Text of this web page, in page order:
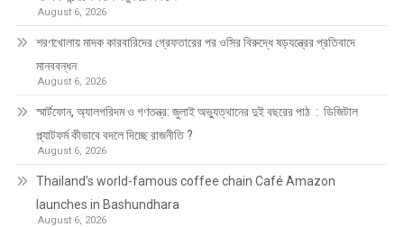
August 6, 2026
শরণখোলায় মাদক কারবারিদের গ্রেফতারের পর ওসির বিরুদ্ধে ষড়যন্ত্রের প্রতিবাদে
মানববন্ধন
August 6, 2026
স্মার্টফোন, অ্যালগরিদম ও গণতন্ত্র: জুলাই অভ্যুত্থানের দুই বছরের পাঠ : ডিজিটাল
প্ল্যাটফর্ম কীভাবে বদলে দিচ্ছে রাজনীতি ?
August 6, 2026
Thailand’s world-famous coffee chain Café Amazon
launches in Bashundhara
August 6, 2026